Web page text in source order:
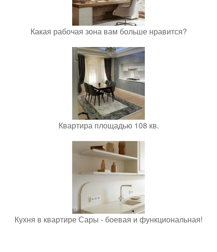
Какая рабочая зона вам больше нравится?
Квартира площадью 108 кв.
Кухня в квартире Сары - боевая и функциональная!